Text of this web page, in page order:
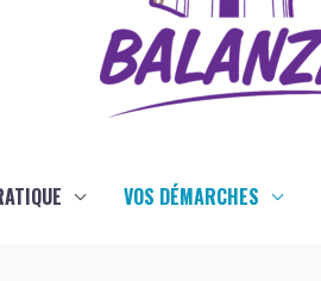
VOS DÉMARCHES